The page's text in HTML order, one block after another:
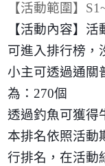
【活動範圍】
【活動內容】
可進入排行榜，
小主可透過通關
為：270個
透過釣魚可獲得
本排名依照活動
行排名，在活動